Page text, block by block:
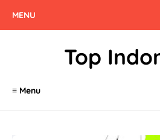
MENU
Top
≡ Menu